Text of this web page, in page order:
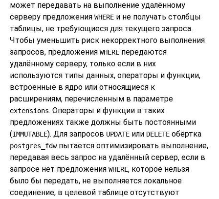
может передавать на выполнение удалённому
серверу предложения WHERE и не получать столбцы
таблицы, не требующиеся для текущего запроса.
Чтобы уменьшить риск некорректного выполнения
запросов, предложения WHERE передаются
удалённому серверу, только если в них
используются типы данных, операторы и функции,
встроенные в ядро или относящиеся к
расширениям, перечисленным в параметре
extensions. Операторы и функции в таких
предложениях также должны быть постоянными
(IMMUTABLE). Для запросов UPDATE или DELETE обёртка
postgres_fdwпытается оптимизировать выполнение,
передавая весь запрос на удалённый сервер, если в
запросе нет предложения WHERE, которое нельзя
было бы передать, не выполняется локальное
соединение, в целевой таблице отсутствуют